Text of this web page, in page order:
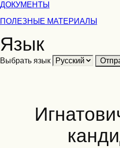
ДОКУМЕНТЫ
ПОЛЕЗНЫЕ МАТЕРИАЛЫ
Язык
Выбрать язык